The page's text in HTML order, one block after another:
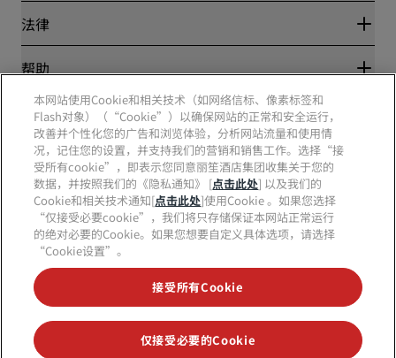
丽笙酒店集团APP
体育认证酒店
家庭友好型酒店
丽笙酒店集团
工作机会 RHG
工作机会 PPHE
工作机会 EHL
The Club by RHG
发展机会
责任经营
采购
法律
隐私中心
丽赏会条款和条件
网站使用协议
数字无障碍
现代奴隶制声明
帮助
消费者警示
联系方式
常见问题
网站地图
社交媒体
丽笙酒店集团品牌
不再错失我们最受欢迎的酒店优惠
本网站使用Cookie和相关技术（如网络信标、像素标签和
Flash对象）（“Cookie”）以确保网站的正常和安全运行，
改善并个性化您的广告和浏览体验，分析网站流量和使用情
况，记住您的设置，并支持我们的营销和销售工作。选择“接
受所有cookie”，即表示您同意丽笙酒店集团收集关于您的
数据，并按照我们的《隐私通知》 [点击此处] 以及我们的
Cookie和相关技术通知[点击此处]使用Cookie 。如果您选择
“仅接受必要cookie”，我们将只存储保证本网站正常运行
的绝对必要的Cookie。如果您想要自定义具体选项，请选择
“Cookie设置”。
接受所有Cookie
仅接受必要的Cookie